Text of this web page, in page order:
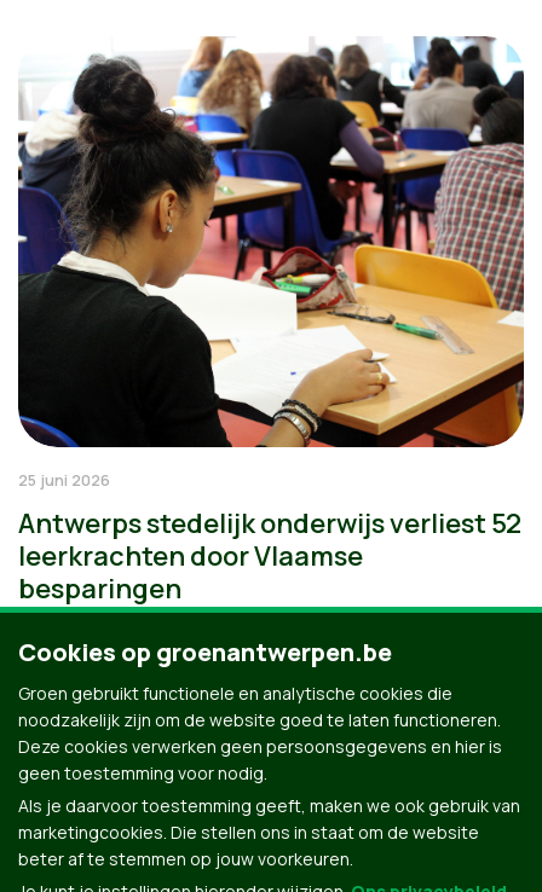
25 juni 2026
Antwerps stedelijk onderwijs verliest 52
leerkrachten door Vlaamse
besparingen
Cookies op groenantwerpen.be
Groen gebruikt functionele en analytische cookies die
noodzakelijk zijn om de website goed te laten functioneren.
Deze cookies verwerken geen persoonsgegevens en hier is
geen toestemming voor nodig.
Als je daarvoor toestemming geeft, maken we ook gebruik van
marketingcookies. Die stellen ons in staat om de website
beter af te stemmen op jouw voorkeuren.